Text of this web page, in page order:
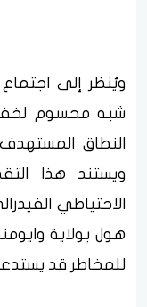
ويُنظر إلى
شبه محسوم
ويستند هذا
الاحتياطي
هول بولاية
للمخاطر قد